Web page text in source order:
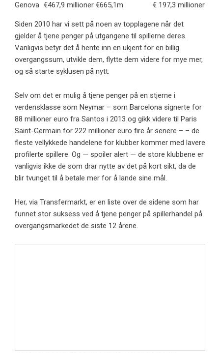
Genova €467,9 millioner €665,1m € 197,3 millioner
Siden 2010 har vi sett på noen av topplagene når det
gjelder å tjene penger på utgangene til spillerne deres.
Vanligvis betyr det å hente inn en ukjent for en billig
overgangssum, utvikle dem, flytte dem videre for mye mer,
og så starte syklusen på nytt.
Selv om det er mulig å tjene penger på en stjerne i
verdensklasse som Neymar – som Barcelona signerte for
88 millioner euro fra Santos i 2013 og gikk videre til Paris
Saint-Germain for 222 millioner euro fire år senere – – de
fleste vellykkede handelene for klubber kommer med lavere
profilerte spillere. Og — spoiler alert — de store klubbene er
vanligvis ikke de som drar nytte av det på kort sikt, da de
blir tvunget til å betale mer for å lande sine mål.
Her, via Transfermarkt, er en liste over de sidene som har
funnet stor suksess ved å tjene penger på spillerhandel på
overgangsmarkedet de siste 12 årene.